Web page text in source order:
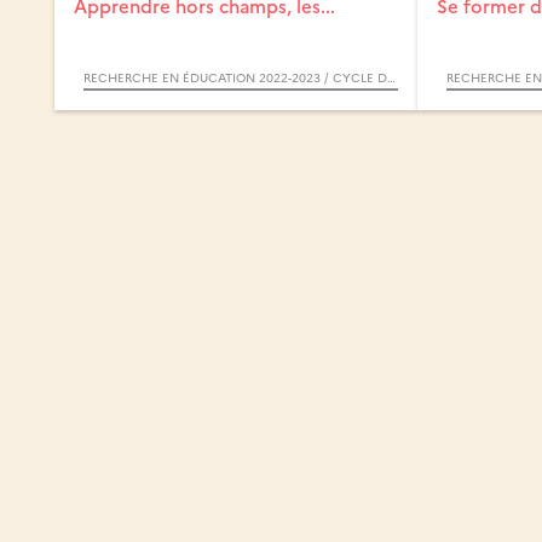
Apprendre hors champs, les...
RECHERCHE EN ÉDUCATION 2022-2023 / CYCLE DE CONFÉRENCES INSPÉ
Se former